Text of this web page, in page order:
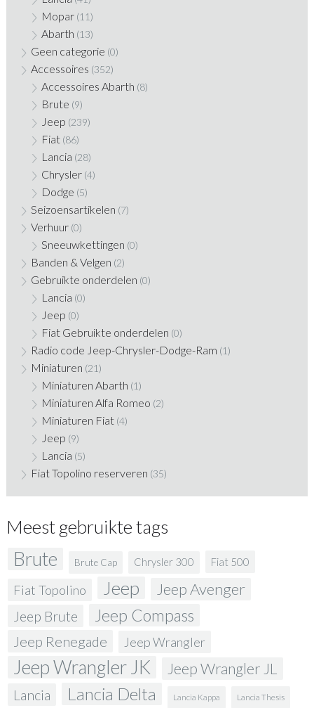
Mopar (11)
Abarth (13)
Geen categorie (0)
Accessoires (352)
Accessoires Abarth (8)
Brute (9)
Jeep (239)
Fiat (86)
Lancia (28)
Chrysler (4)
Dodge (5)
Seizoensartikelen (7)
Verhuur (0)
Sneeuwkettingen (0)
Banden & Velgen (2)
Gebruikte onderdelen (0)
Lancia (0)
Jeep (0)
Fiat Gebruikte onderdelen (0)
Radio code Jeep-Chrysler-Dodge-Ram (1)
Miniaturen (21)
Miniaturen Abarth (1)
Miniaturen Alfa Romeo (2)
Miniaturen Fiat (4)
Jeep (9)
Lancia (5)
Fiat Topolino reserveren (35)
Meest gebruikte tags
Brute Brute Cap Chrysler 300 Fiat 500
Fiat Topolino Jeep Jeep Avenger
Jeep Brute Jeep Compass
Jeep Renegade Jeep Wrangler
Jeep Wrangler JK Jeep Wrangler JL
Lancia Lancia Delta Lancia Kappa Lancia Thesis